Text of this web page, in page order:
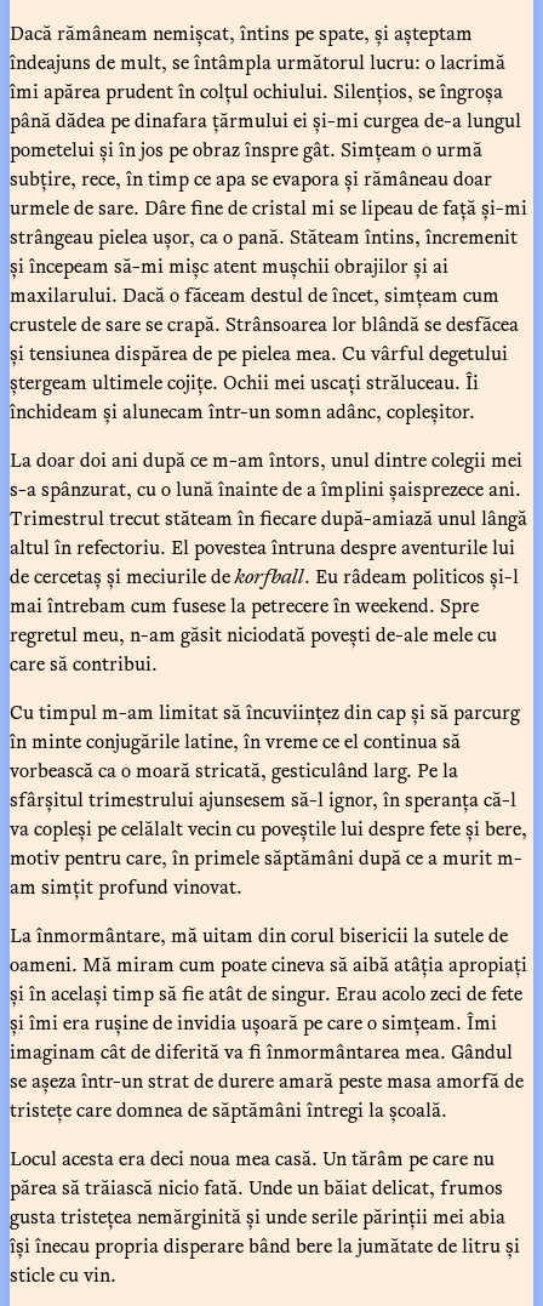
Dacă rămâneam nemișcat, întins pe spate, și așteptam
îndeajuns de mult, se întâmpla următorul lucru: o lacrimă
îmi apărea prudent în colțul ochiului. Silențios, se îngroșa
până dădea pe dinafara țărmului ei și-mi curgea de-a lungul
pometelui și în jos pe obraz înspre gât. Simțeam o urmă
subțire, rece, în timp ce apa se evapora și rămâneau doar
urmele de sare. Dâre fine de cristal mi se lipeau de față și-mi
strângeau pielea ușor, ca o pană. Stăteam întins, încremenit
și începeam să-mi mișc atent mușchii obrajilor și ai
maxilarului. Dacă o făceam destul de încet, simțeam cum
crustele de sare se crapă. Strânsoarea lor blândă se desfăcea
și tensiunea dispărea de pe pielea mea. Cu vârful degetului
ștergeam ultimele cojițe. Ochii mei uscați străluceau. Îi
închideam și alunecam într-un somn adânc, copleșitor.
La doar doi ani după ce m-am întors, unul dintre colegii mei
s-a spânzurat, cu o lună înainte de a împlini șaisprezece ani.
Trimestrul trecut stăteam în fiecare după-amiază unul lângă
altul în refectoriu. El povestea întruna despre aventurile lui
de cercetaș și meciurile dekorfball. Eu râdeam politicos și-l
mai întrebam cum fusese la petrecere în weekend. Spre
regretul meu, n-am găsit niciodată povești de-ale mele cu
care să contribui.
Cu timpul m-am limitat să încuviințez din cap și să parcurg
în minte conjugările latine, în vreme ce el continua să
vorbească ca o moară stricată, gesticulând larg. Pe la
sfârșitul trimestrului ajunsesem să-l ignor, în speranța că-l
va copleși pe celălalt vecin cu poveștile lui despre fete și bere,
motiv pentru care, în primele săptămâni după ce a murit m-
am simțit profund vinovat.
La înmormântare, mă uitam din corul bisericii la sutele de
oameni. Mă miram cum poate cineva să aibă atâția apropiați
și în același timp să fie atât de singur. Erau acolo zeci de fete
și îmi era rușine de invidia ușoară pe care o simțeam. Îmi
imaginam cât de diferită va fi înmormântarea mea. Gândul
se așeza într-un strat de durere amară peste masa amorfă de
tristețe care domnea de săptămâni întregi la școală.
Locul acesta era deci noua mea casă. Un tărâm pe care nu
părea să trăiască nicio fată. Unde un băiat delicat, frumos
gusta tristețea nemărginită și unde serile părinții mei abia
își înecau propria disperare bând bere la jumătate de litru și
sticle cu vin.